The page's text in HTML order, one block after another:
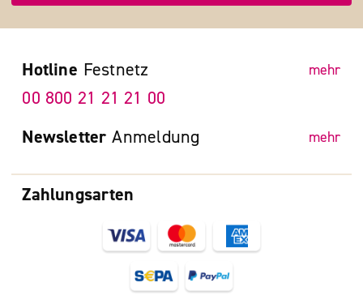
Zahlungsarten
Hotline Festnetz mehr
00 800 21 21 21 00
Newsletter Anmeldung mehr